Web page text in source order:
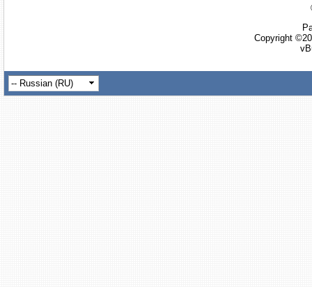
Copyright